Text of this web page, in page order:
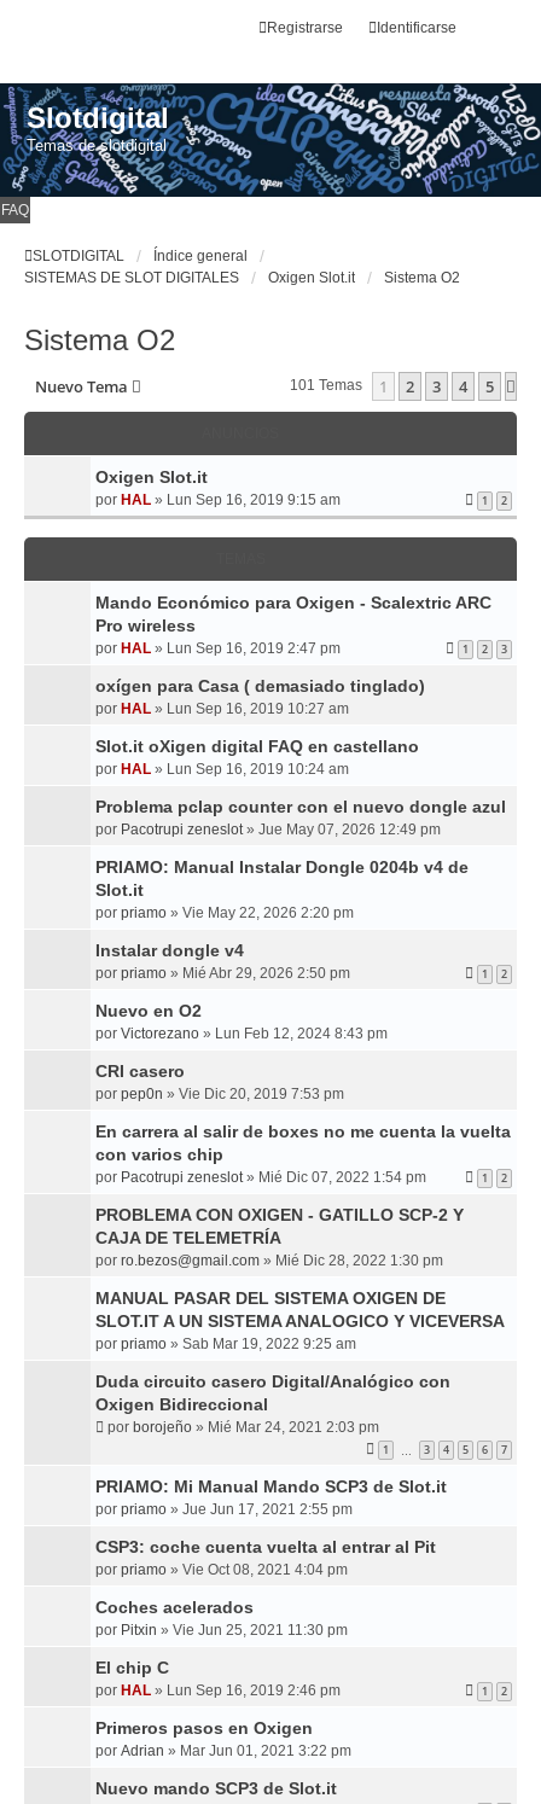
Identificarse
Registrarse
Slotdigital
Temas de slotdigital
FAQ
SLOTDIGITAL
Índice general
SISTEMAS DE SLOT DIGITALES
Oxigen Slot.it Sistema O2
Sistema O2
Nuevo Tema 101 Temas 1 2 3 4 5
Oxigen Slot.it
por HAL » Lun Sep 16, 2019 9:15 am 1 2
Mando Económico para Oxigen - Scalextric ARC
Pro wireless
por HAL » Lun Sep 16, 2019 2:47 pm 1 2 3
oxígen para Casa ( demasiado tinglado)
por HAL » Lun Sep 16, 2019 10:27 am
Slot.it oXigen digital FAQ en castellano
por HAL » Lun Sep 16, 2019 10:24 am
Problema pclap counter con el nuevo dongle azul
por Pacotrupi zeneslot» Jue May 07, 2026 12:49 pm
PRIAMO: Manual Instalar Dongle 0204b v4 de
Slot.it
por priamo » Vie May 22, 2026 2:20 pm
Instalar dongle v4
por priamo » Mié Abr 29, 2026 2:50 pm 1 2
Nuevo en O2
por Victorezano » Lun Feb 12, 2024 8:43 pm
CRI casero
por pep0n » Vie Dic 20, 2019 7:53 pm
En carrera al salir de boxes no me cuenta la vuelta
con varios chip
por Pacotrupi zeneslot» Mié Dic 07, 2022 1:54 pm 1 2
PROBLEMA CON OXIGEN - GATILLO SCP-2 Y
CAJA DE TELEMETRÍA
por ro.bezos@gmail.com » Mié Dic 28, 2022 1:30 pm
MANUAL PASAR DEL SISTEMA OXIGEN DE
SLOT.IT A UN SISTEMA ANALOGICO Y VICEVERSA
por priamo » Sab Mar 19, 2022 9:25 am
Duda circuito casero Digital/Analógico con
Oxigen Bidireccional
por borojeño » Mié Mar 24, 2021 2:03 pm
1 … 3 4 5 6 7
PRIAMO: Mi Manual Mando SCP3 de Slot.it
por priamo » Jue Jun 17, 2021 2:55 pm
CSP3: coche cuenta vuelta al entrar al Pit
por priamo » Vie Oct 08, 2021 4:04 pm
Coches acelerados
por Pitxin » Vie Jun 25, 2021 11:30 pm
El chip C
por HAL » Lun Sep 16, 2019 2:46 pm 1 2
Primeros pasos en Oxigen
por Adrian » Mar Jun 01, 2021 3:22 pm
Nuevo mando SCP3 de Slot.it